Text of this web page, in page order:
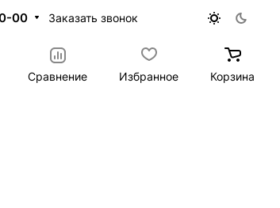
00 Заказать звонок
Сравнение Избранное Корзина